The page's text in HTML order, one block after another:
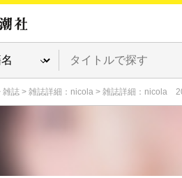
雑誌 > 雑誌詳細：nicola > 雑誌詳細：nicola